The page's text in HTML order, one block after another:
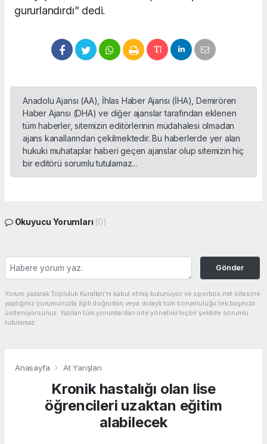
gururlandırdı” dedi.
Anadolu Ajansı (AA), İhlas Haber Ajansı (İHA), Demirören
Haber Ajansı (DHA) ve diğer ajanslar tarafından eklenen
tüm haberler, sitemizin editörlerinin müdahalesi olmadan
ajans kanallarından çekilmektedir. Bu haberlerde yer alan
hukuki muhataplar haberi geçen ajanslar olup sitemizin hiç
bir editörü sorumlu tutulamaz...
Okuyucu Yorumları (0)
Gönder
Yorum yazarak Topluluk Kuralları’nı kabul etmiş bulunuyor ve sporbox.net sitesine
yaptığınız yorumunuzla ilgili doğrudan veya dolaylı tüm sorumluluğu tek başınıza
üstleniyorsunuz. Yazılan tüm yorumlardan site yönetimi hiçbir şekilde sorumlu
tutulamaz.
Anasayfa At Yarışları
Kronik hastalığı olan lise
öğrencileri uzaktan eğitim
alabilecek